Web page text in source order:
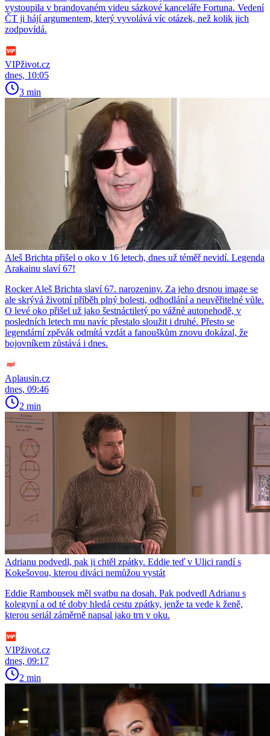
vystoupila v brandovaném videu sázkové kanceláře Fortuna. Vedení
ČT ji hájí argumentem, který vyvolává víc otázek, než kolik jich
zodpovídá.
VIPživot.cz
dnes, 10:05
3 min
Aleš Brichta přišel o oko v 16 letech, dnes už téměř nevidí. Legenda
Arakainu slaví 67!
Rocker Aleš Brichta slaví 67. narozeniny. Za jeho drsnou image se
ale skrývá životní příběh plný bolesti, odhodlání a neuvěřitelné vůle.
O levé oko přišel už jako šestnáctiletý po vážné autonehodě, v
posledních letech mu navíc přestalo sloužit i druhé. Přesto se
legendární zpěvák odmítá vzdát a fanouškům znovu dokázal, že
bojovníkem zůstává i dnes.
Aplausin.cz
dnes, 09:46
2 min
Adrianu podvedl, pak ji chtěl zpátky. Eddie teď v Ulici randí s
Kokešovou, kterou diváci nemůžou vystát
Eddie Rambousek měl svatbu na dosah. Pak podvedl Adrianu s
kolegyní a od té doby hledá cestu zpátky, jenže ta vede k ženě,
kterou seriál záměrně napsal jako trn v oku.
VIPživot.cz
dnes, 09:17
2 min